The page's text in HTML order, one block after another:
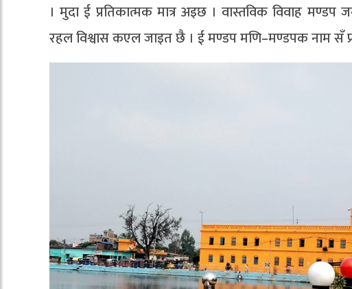
। मुदा ई प्रतिकात्मक मात्र अइछ । वास्तविक विवाह
रहल विश्वास कएल जाइत छै । ई मण्डप मणि–मण्डपक नाम सँ